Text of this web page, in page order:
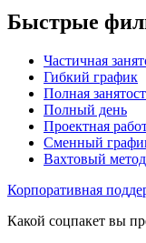
Быстрые
Частичная
Гибкий график
Полная
Полный день
Проектная
Сменный
Вахтовый метод
Корпоративная
Какой соцпакет вы